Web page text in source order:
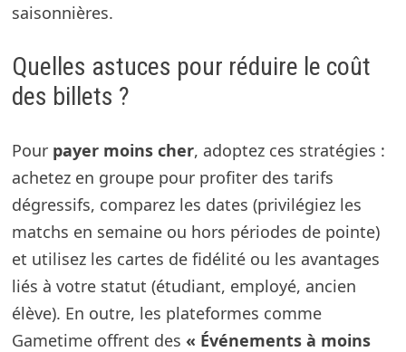
saisonnières.
Quelles astuces pour réduire le coût
des billets ?
Pour payer moins cher, adoptez ces stratégies :
achetez en groupe pour profiter des tarifs
dégressifs, comparez les dates (privilégiez les
matchs en semaine ou hors périodes de pointe)
et utilisez les cartes de fidélité ou les avantages
liés à votre statut (étudiant, employé, ancien
élève). En outre, les plateformes comme
Gametime offrent des « Événements à moins